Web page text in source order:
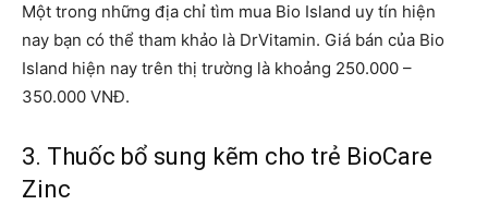
Một trong những địa chỉ tìm mua Bio Island uy tín hiện
nay bạn có thể tham khảo là DrVitamin. Giá bán của Bio
Island hiện nay trên thị trường là khoảng 250.000 –
350.000 VNĐ.
3. Thuốc bổ sung kẽm cho trẻ BioCare
Zinc